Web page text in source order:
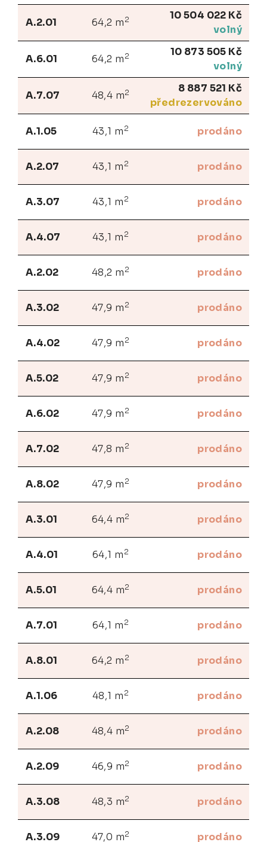
A.2.01 64,2 m 2
10 504 022 Kč
volný
A.6.01 64,2 m 2
10 873 505 Kč
volný
A.7.07 48,4 m2
8 887 521 Kč
předrezervováno
A.1.05 43,1 m 2 prodáno
A.2.07 43,1 m 2 prodáno
A.3.07 43,1 m 2 prodáno
A.4.07 43,1 m 2 prodáno
A.2.02 48,2 m 2 prodáno
A.3.02 47,9 m 2 prodáno
A.4.02 47,9 m 2 prodáno
A.5.02 47,9 m 2 prodáno
A.6.02 47,9 m 2 prodáno
A.7.02 47,8 m 2 prodáno
A.8.02 47,9 m 2 prodáno
A.3.01 64,4 m2 prodáno
A.4.01 64,1 m 2 prodáno
A.5.01 64,4 m2 prodáno
A.7.01 64,1 m 2 prodáno
A.8.01 64,2 m 2 prodáno
A.1.06 48,1 m 2 prodáno
A.2.08 48,4 m2 prodáno
A.2.09 46,9 m2 prodáno
A.3.08 48,3 m2 prodáno
A.3.09 47,0 m2 prodáno